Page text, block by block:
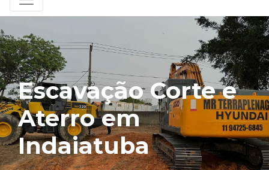
Escavação Corte e
Aterro em
Indaiatuba